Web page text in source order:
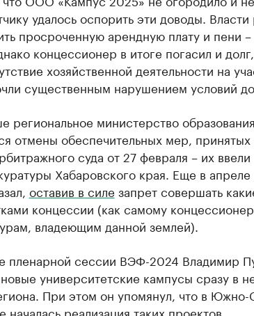
удалось оспорить эти доводы. Власти
просроченную арендную плату и пени
концессионер в итоге погасил и
хозяйственной деятельности на
существенным нарушением условий
региональное министерство
отмены обеспечительных мер, принятых
суда от 27 февраля – их ввели
Хабаровского края. Еще в апреле
оставив в силе запрет совершать
концессии (как самому
владеющим данной землей).
пленарной сессии ВЭФ-2024 Владимир
университетские кампусы сразу в
При этом он упомянул, что в Южно-
реализация таких проектов.